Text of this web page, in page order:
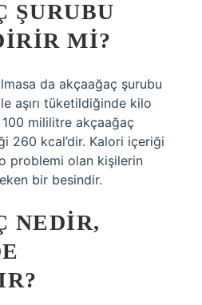
ŞURUBU
MI?
da akçaağaç şurubu
aşırı tüketildiğinde kilo
100 mililitre akçaağaç
260 kcal’dir. Kalori içeriği
problemi olan kişilerin
bir besindir.
NEDIR,